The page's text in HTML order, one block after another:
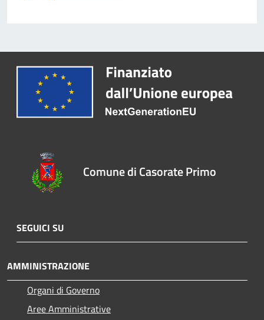
Comune di Casorate Primo
SEGUICI SU
AMMINISTRAZIONE
Organi di Governo
Aree Amministrative